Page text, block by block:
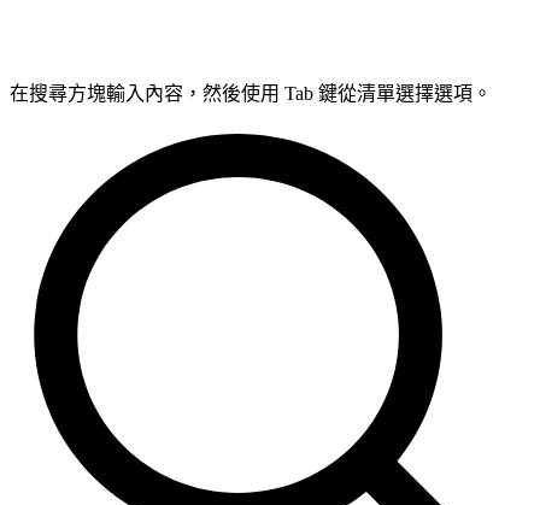
在搜尋方塊輸入內容，然後使用 Tab 鍵從清單選擇選項。